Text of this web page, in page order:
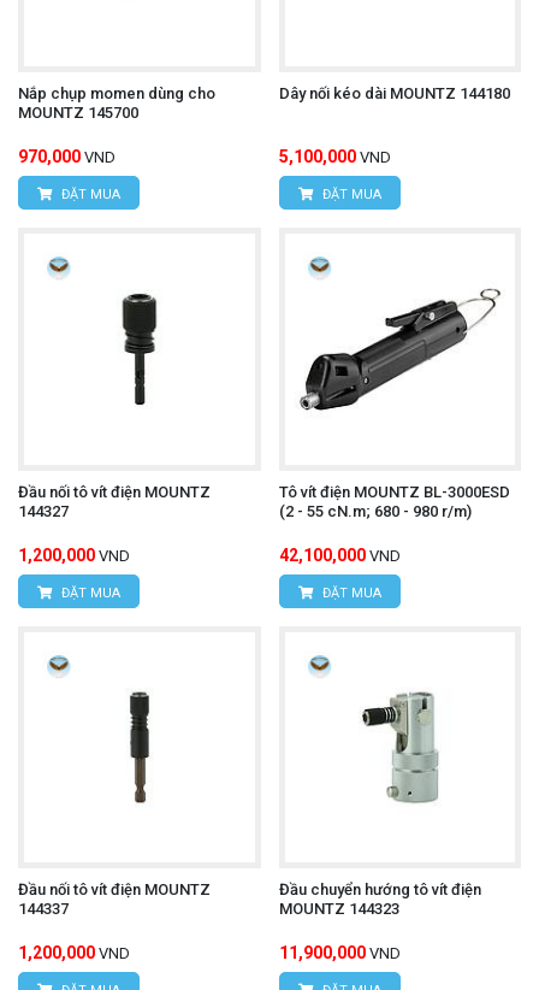
Nắp chụp momen dùng cho
MOUNTZ 145700
970,000 VND
ĐẶT MUA
Dây nối kéo dài MOUNTZ 144180
5,100,000 VND
ĐẶT MUA
Đầu nối tô vít điện MOUNTZ
144327
1,200,000 VND
ĐẶT MUA
Tô vít điện MOUNTZ BL-3000ESD
(2 - 55 cN.m; 680 - 980 r/m)
42,100,000 VND
ĐẶT MUA
Đầu nối tô vít điện MOUNTZ
144337
1,200,000 VND
Đầu chuyển hướng tô vít điện
MOUNTZ 144323
11,900,000 VND